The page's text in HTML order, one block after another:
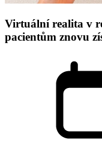
Virtuální realita v
pacientům znovu